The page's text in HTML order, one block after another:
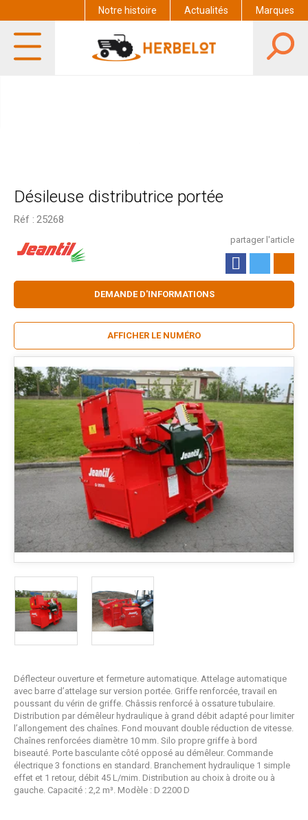
Notre histoire Actualités Marques
Désileuse distributrice portée
Réf : 25268
partager l'article
Déflecteur ouverture et fermeture automatique. Attelage automatique
avec barre d’attelage sur version portée. Griffe renforcée, travail en
poussant du vérin de griffe. Châssis renforcé à ossature tubulaire.
Distribution par démêleur hydraulique à grand débit adapté pour limiter
l’allongement des chaînes. Fond mouvant double réduction de vitesse.
Chaînes renforcées diamètre 10 mm. Silo propre griffe à bord
biseauté. Porte basculante côté opposé au démêleur. Commande
électrique 3 fonctions en standard. Branchement hydraulique 1 simple
effet et 1 retour, débit 45 L/mim. Distribution au choix à droite ou à
gauche. Capacité : 2,2 m³. Modèle : D 2200 D
DEMANDE D'INFORMATIONS
AFFICHER LE NUMÉRO